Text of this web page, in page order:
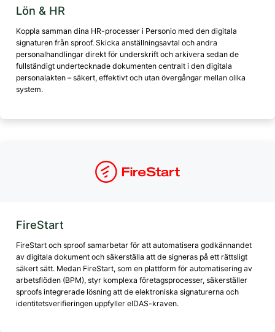
Lön & HR
Koppla samman dina HR-processer i Personio med den digitala
signaturen från sproof. Skicka anställningsavtal och andra
personalhandlingar direkt för underskrift och arkivera sedan de
fullständigt undertecknade dokumenten centralt i den digitala
personalakten – säkert, effektivt och utan övergångar mellan olika
system.
FireStart
FireStart och sproof samarbetar för att automatisera godkännandet
av digitala dokument och säkerställa att de signeras på ett rättsligt
säkert sätt. Medan FireStart, som en plattform för automatisering av
arbetsflöden (BPM), styr komplexa företagsprocesser, säkerställer
sproofs integrerade lösning att de elektroniska signaturerna och
identitetsverifieringen uppfyller eIDAS-kraven.